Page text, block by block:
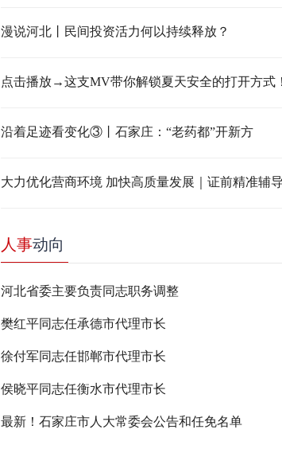
漫说河北丨民间投资活力何以持续释放？
点击播放→这支MV带你解锁夏天安全的打开方式
沿着足迹看变化③丨石家庄：“老药都”开新方
人事动向
河北省委主要负责同志职务调整
樊红平同志任承德市代理市长
徐付军同志任邯郸市代理市长
侯晓平同志任衡水市代理市长
最新！石家庄市人大常委会公告和任免名单